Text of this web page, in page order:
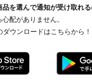
品を選んで通知が受け取れる
配がありません。
ダウンロードはこちらから！